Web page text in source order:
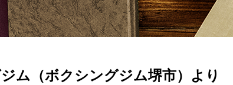
ム（ボクシングジム堺市）より